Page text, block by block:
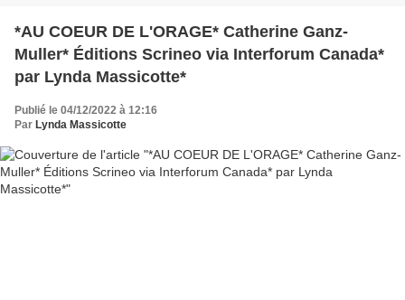
*AU COEUR DE L'ORAGE* Catherine Ganz-
Muller* Éditions Scrineo via Interforum Canada*
par Lynda Massicotte*
Publié le 04/12/2022 à 12:16
Par Lynda Massicotte